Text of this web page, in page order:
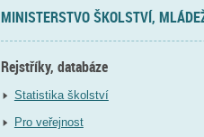
MINISTERSTVO ŠKOLSTVÍ,
Rejstříky, databáze
Statistika školství
Pro veřejnost